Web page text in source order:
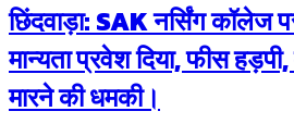
छिंदवाड़ा: SAK नर्सिंग कॉलेज
मान्यता प्रवेश दिया, फीस
मारने की धमकी।